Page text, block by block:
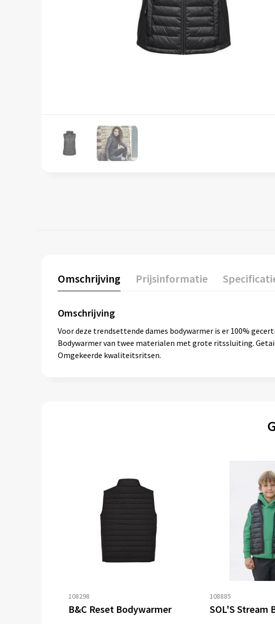
Omschrijving Prijsinformatie
Omschrijving
Voor deze trendsettende dames bodywarmer is er 100%
Bodywarmer van twee materialen met grote ritssluiting.
Omgekeerde kwaliteitsritsen.
108298
B&C Reset Bodywarmer
108885
SOL'S Stream